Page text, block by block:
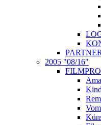
PARTNER
2005 "08/16"